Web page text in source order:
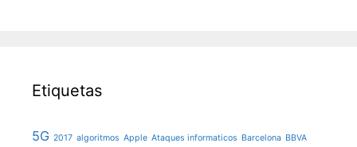
Etiquetas
5G 2017 algoritmos Apple Ataques informaticos Barcelona BBVA